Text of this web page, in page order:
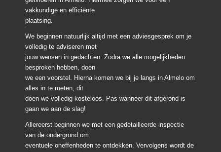
vakkundige en efficiënte
plaatsing.
We beginnen natuurlijk altijd met een adviesgesprek om je
volledig te adviseren met
jouw wensen in gedachten. Zodra we alle mogelijkheden
besproken hebben, doen
we een voorstel. Hierna komen we bij je langs in Almelo om
alles in te meten, dit
doen we volledig kosteloos. Pas wanneer dit afgerond is
gaan we aan de slag!
Allereerst beginnen we met een gedetailleerde inspectie
van de ondergrond om
eventuele oneffenheden te ontdekken. Vervolgens wordt de